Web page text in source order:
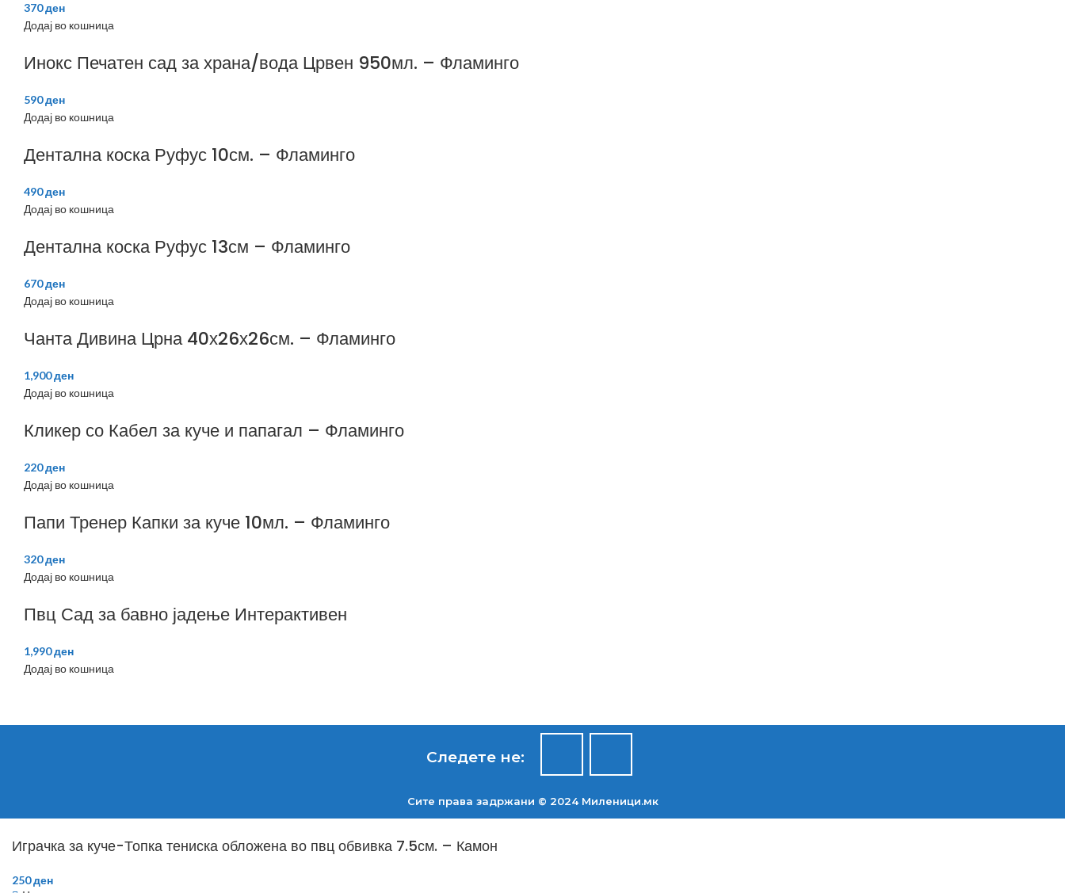
370ден
Додај во кошница
Инокс Печатен сад за храна/вода Црвен 950мл. – Фламинго
590ден
Додај во кошница
Дентална коска Руфус 10см. – Фламинго
490ден
Додај во кошница
Дентална коска Руфус 13см – Фламинго
670ден
Додај во кошница
Чанта Дивина Црна 40х26х26см. – Фламинго
1,900ден
Додај во кошница
Кликер со Кабел за куче и папагал – Фламинго
220ден
Додај во кошница
Папи Тренер Капки за куче 10мл. – Фламинго
320ден
Додај во кошница
Пвц Сад за бавно јадење Интерактивен
1,990ден
Додај во кошница
Следете не:
Сите права задржани © 2024 Mиленици.мк
Играчка за куче-Топка тениска обложена во пвц обвивка 7.5см. – Камон
250ден